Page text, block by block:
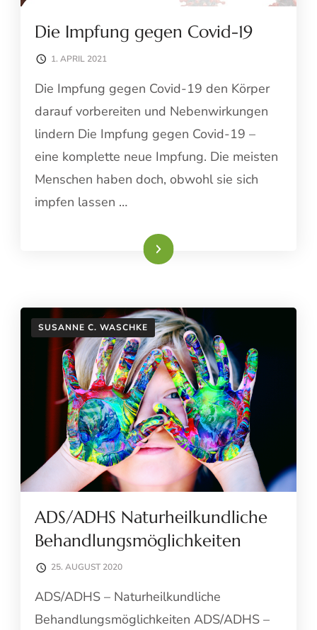
Die Impfung gegen Covid-19
1. APRIL 2021
Die Impfung gegen Covid-19 den Körper
darauf vorbereiten und Nebenwirkungen
lindern Die Impfung gegen Covid-19 –
eine komplette neue Impfung. Die meisten
Menschen haben doch, obwohl sie sich
impfen lassen …
Weiterlesen
SUSANNE C. WASCHKE
ADS/ADHS Naturheilkundliche
Behandlungsmöglichkeiten
25. AUGUST 2020
ADS/ADHS – Naturheilkundliche
Behandlungsmöglichkeiten ADS/ADHS –